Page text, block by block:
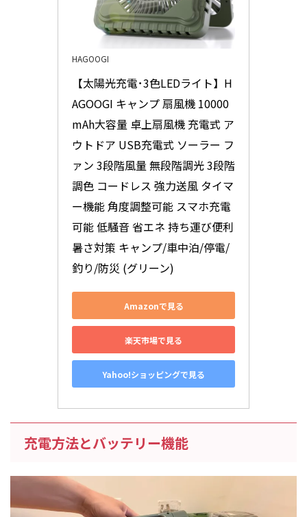
HAGOOGI
【太陽光充電･3色LEDライト】H
AGOOGI キャンプ 扇風機 10000
mAh大容量 卓上扇風機 充電式 ア
ウトドア USB充電式 ソーラー フ
ァン 3段階風量 無段階調光 3段階
調色 コードレス 強力送風 タイマ
ー機能 角度調整可能 スマホ充電
可能 低騒音 省エネ 持ち運び便利
暑さ対策 キャンプ/車中泊/停電/
釣り/防災 (グリーン)
Amazonで見る
楽天市場で見る
Yahoo!ショッピングで見る
充電方法とバッテリー機能